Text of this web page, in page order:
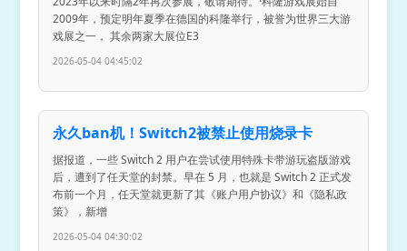
2009年，预定明年夏季在德国的科隆举行，被誉为世界三大游
戏展之一， 其余两家大展位E3
2026-05-04 04:45:02
永久ban机！Switch2被禁止使用烧录卡
据报道，一些 Switch 2 用户在尝试使用特殊卡带游玩盗版游戏
后，遭到了任天堂的封禁。早在 5 月，也就是 Switch 2 正式发
布前一个月，任天堂就更新了其《账户用户协议》和《隐私政
策》，新增
2026-05-04 04:30:02